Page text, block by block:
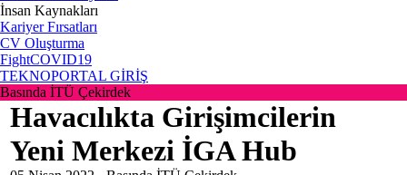
İnsan Kaynakları
Kariyer Fırsatları
CV Oluşturma
FightCOVID19
TEKNOPORTAL GİRİŞ
Basında İTÜ Çekirdek
Havacılıkta Girişimcilerin
Yeni Merkezi İGA Hub